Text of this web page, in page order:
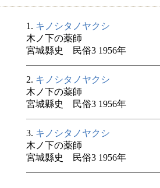
1. キノシタノヤクシ
木ノ下の薬師
宮城縣史 民俗3 1956年
2. キノシタノヤクシ
木ノ下の薬師
宮城縣史 民俗3 1956年
3. キノシタノヤクシ
木ノ下の薬師
宮城縣史 民俗3 1956年